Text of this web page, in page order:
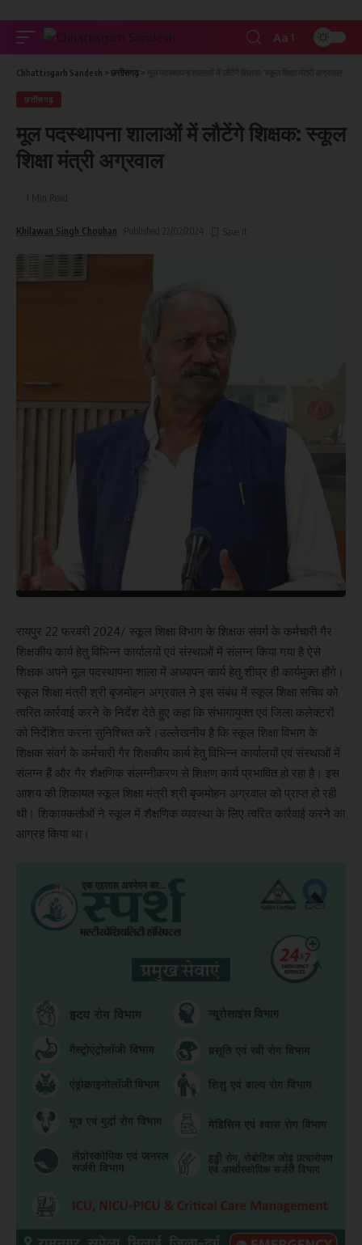
Aa
Chhattisgarh Sandesh > छत्तीसगढ़ >
छत्तीसगढ़
मूल पदस्थापना शालाओं में लौटेंगे शिक्षक: स्कूल
शिक्षा मंत्री अग्रवाल
Khilawan Singh Chouhan
रायपुर 22 फरवरी 2024/ स्कूल शिक्षा विभाग के शिक्षक संवर्ग के कर्मचारी गैर
शिक्षकीय कार्य हेतु विभिन्न कार्यालयों एवं संस्थाओं में संलग्न किया गया है ऐसे
शिक्षक अपने मूल पदस्थापना शाला में अध्यापन कार्य हेतु शीघ्र ही कार्यमुक्त होंगे।
स्कूल शिक्षा मंत्री श्री बृजमोहन अग्रवाल ने इस संबंध में स्कूल शिक्षा सचिव को
त्वरित कार्रवाई करने के निर्देश देते हुए कहा कि संभागायुक्त एवं जिला कलेक्टरों
को निर्देशित करना सुनिश्चित करें।उल्लेखनीय है कि स्कूल शिक्षा विभाग के
शिक्षक संवर्ग के कर्मचारी गैर शिक्षकीय कार्य हेतु विभिन्न कार्यालयों एवं संस्थाओं में
संलग्न हैं और गैर शैक्षणिक संलग्नीकरण से शिक्षण कार्य प्रभावित हो रहा है। इस
आशय की शिकायत स्कूल शिक्षा मंत्री श्री बृजमोहन अग्रवाल को प्राप्त हो रही
थी। शिकायकर्ताओं ने स्कूल में शैक्षणिक व्यवस्था के लिए त्वरित कार्रवाई करने का
आग्रह किया था।